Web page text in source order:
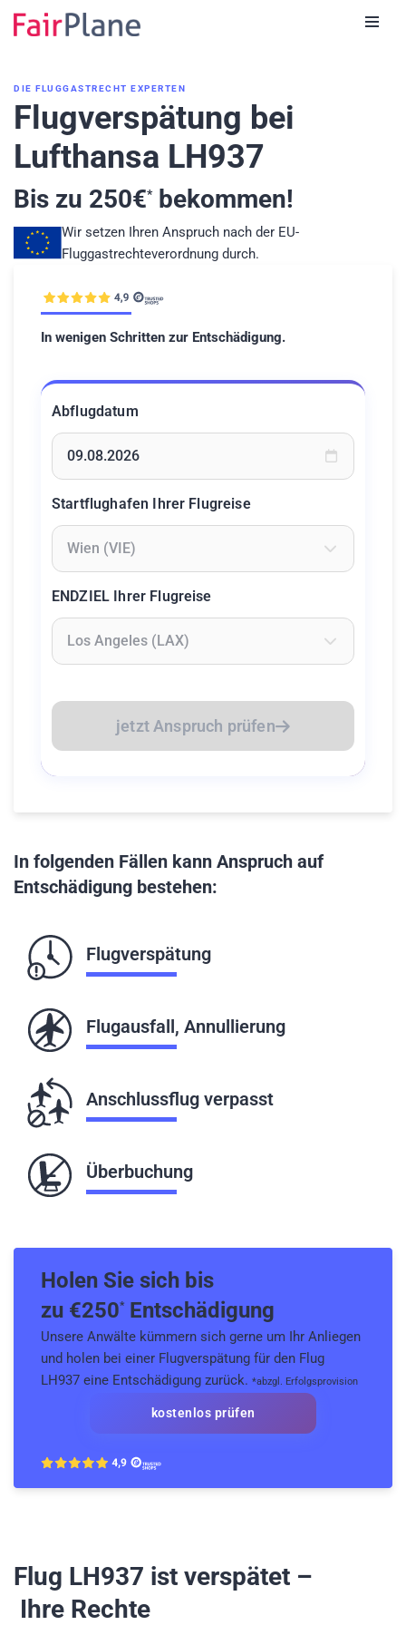
DIE FLUGGASTRECHT EXPERTEN
Flugverspätung bei
Lufthansa LH937
Bis zu 250€*bekommen!
Wir setzen Ihren Anspruch nach der EU-
Fluggastrechteverordnung durch.
In wenigen Schritten zur Entschädigung.
Abflugdatum
Startflughafen Ihrer Flugreise
ENDZIEL Ihrer Flugreise
jetzt Anspruch prüfen
In folgenden Fällen kann Anspruch auf
Entschädigung bestehen:
Flugverspätung
Flugausfall, Annullierung
Anschlussflug verpasst
Überbuchung
Holen Sie sich bis
zu €250*Entschädigung
Unsere Anwälte kümmern sich gerne um Ihr Anliegen
und holen bei einer Flugverspätung für den Flug
LH937 eine Entschädigung zurück. *abzgl. Erfolgsprovision
kostenlos prüfen
Flug LH937 ist verspätet –
Ihre Rechte